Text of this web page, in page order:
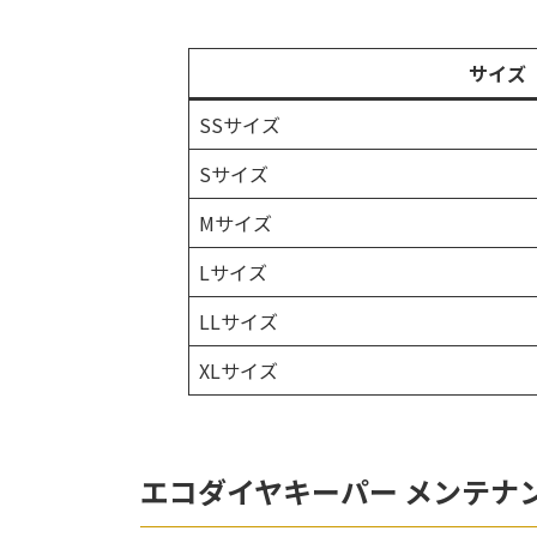
サイズ
SSサイズ
Sサイズ
Mサイズ
Lサイズ
LLサイズ
XLサイズ
エコダイヤキーパー メンテナ